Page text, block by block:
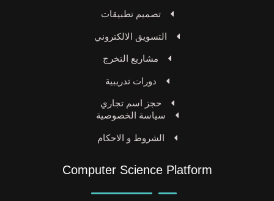
Computer Science Platform
تصميم تطبيقات
التسويق الالكتروني
مشاريع التخرج
دورات تدريبية
حجز اسم تجاري
سياسة الخصوصية
الشروط و الاحكام